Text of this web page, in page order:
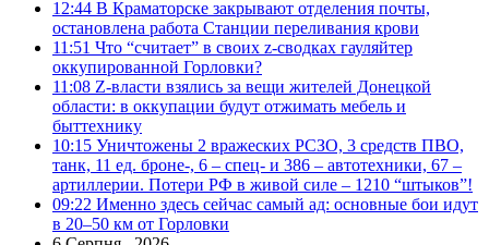
12:44 В Краматорске закрывают отделения почты,
остановлена работа Станции переливания крови
11:51 Что “считает” в своих z-сводках гауляйтер
оккупированной Горловки?
11:08 Z-власти взялись за вещи жителей Донецкой
области: в оккупации будут отжимать мебель и
быттехнику
10:15 Уничтожены 2 вражеских РСЗО, 3 средств ПВО,
танк, 11 ед. броне-, 6 – спец- и 386 – автотехники, 67 –
артиллерии. Потери РФ в живой силе – 1210 “штыков”!
09:22 Именно здесь сейчас самый ад: основные бои идут
в 20–50 км от Горловки